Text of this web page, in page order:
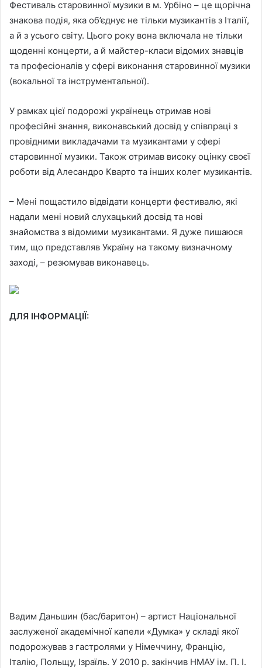
Фестиваль старовинної музики в м. Урбіно – це щорічна
знакова подія, яка об’єднує не тільки музикантів з Італії,
а й з усього світу. Цього року вона включала не тільки
щоденні концерти, а й майстер-класи відомих знавців
та професіоналів у сфері виконання старовинної музики
(вокальної та інструментальної).
У рамках цієї подорожі українець отримав нові
професійні знання, виконавський досвід у співпраці з
провідними викладачами та музикантами у сфері
старовинної музики. Також отримав високу оцінку своєї
роботи від Алесандро Кварто та інших колег музикантів.
– Мені пощастило відвідати концерти фестивалю, які
надали мені новий слухацький досвід та нові
знайомства з відомими музикантами. Я дуже пишаюся
тим, що представляв Україну на такому визначному
заході, – резюмував виконавець.
ДЛЯ ІНФОРМАЦІЇ:
Вадим Даньшин (бас/баритон) – артист Національної
заслуженої академічної капели «Думка» у складі якої
подорожував з гастролями у Німеччину, Францію,
Італію, Польщу, Ізраїль. У 2010 р. закінчив НМАУ ім. П. І.